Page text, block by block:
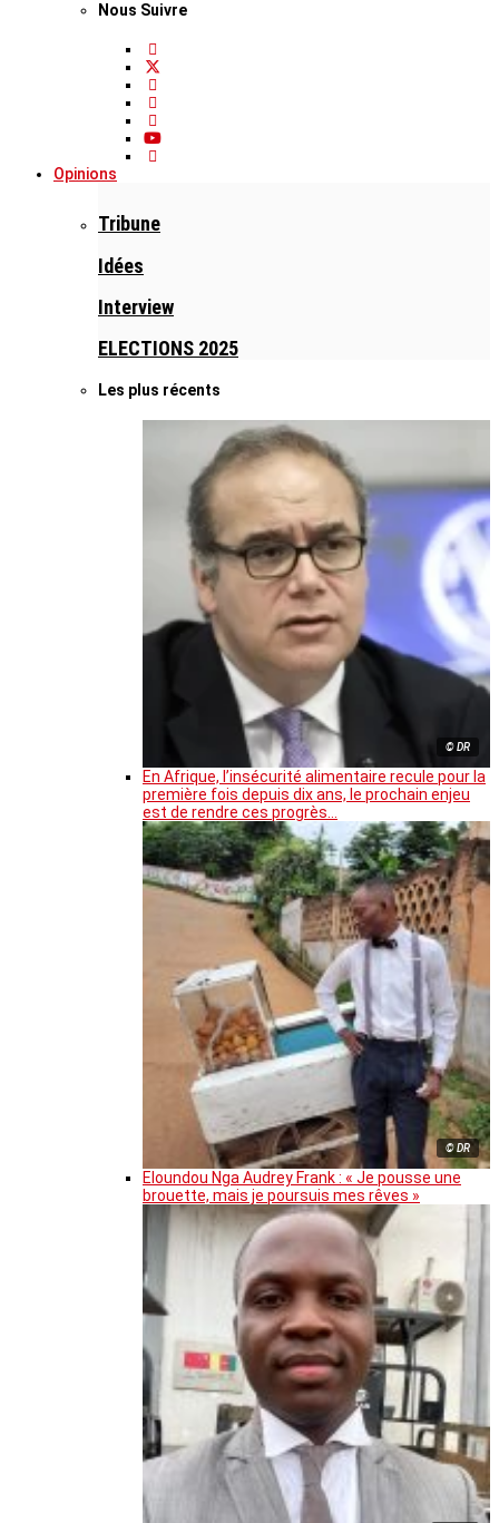
Nous Suivre
Opinions
Tribune
Idées
Interview
ELECTIONS 2025
Les plus récents
© DR
En Afrique, l’insécurité alimentaire recule pour la
première fois depuis dix ans, le prochain enjeu
est de rendre ces progrès…
© DR
Eloundou Nga Audrey Frank : « Je pousse une
brouette, mais je poursuis mes rêves »